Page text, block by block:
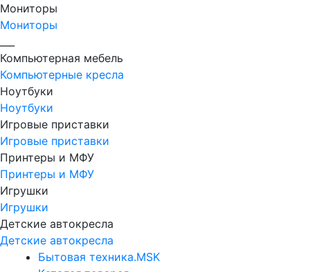
Мониторы
Мониторы
Компьютерная мебель
Компьютерные кресла
Ноутбуки
Ноутбуки
Игровые приставки
Игровые приставки
Принтеры и МФУ
Принтеры и МФУ
Игрушки
Игрушки
Детские автокресла
Детские автокресла
Бытовая техника.MSK